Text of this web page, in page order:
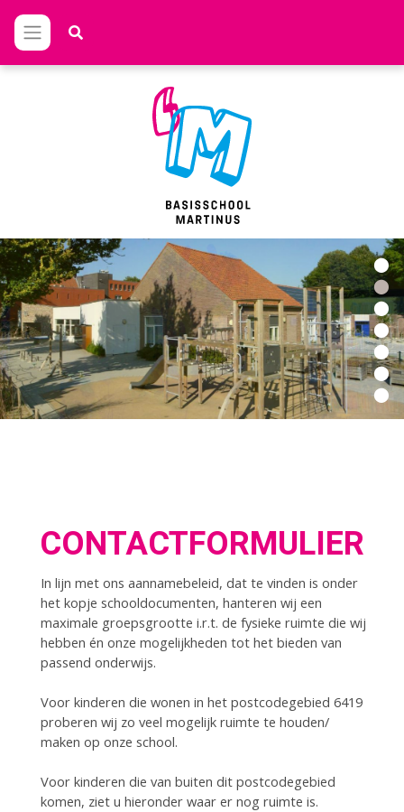
CONTACTFORMULIER
In lijn met ons aannamebeleid, dat te vinden is onder
het kopje schooldocumenten, hanteren wij een
maximale groepsgrootte i.r.t. de fysieke ruimte die wij
hebben én onze mogelijkheden tot het bieden van
passend onderwijs.
Voor kinderen die wonen in het postcodegebied 6419
proberen wij zo veel mogelijk ruimte te houden/
maken op onze school.
Voor kinderen die van buiten dit postcodegebied
komen, ziet u hieronder waar er nog ruimte is.